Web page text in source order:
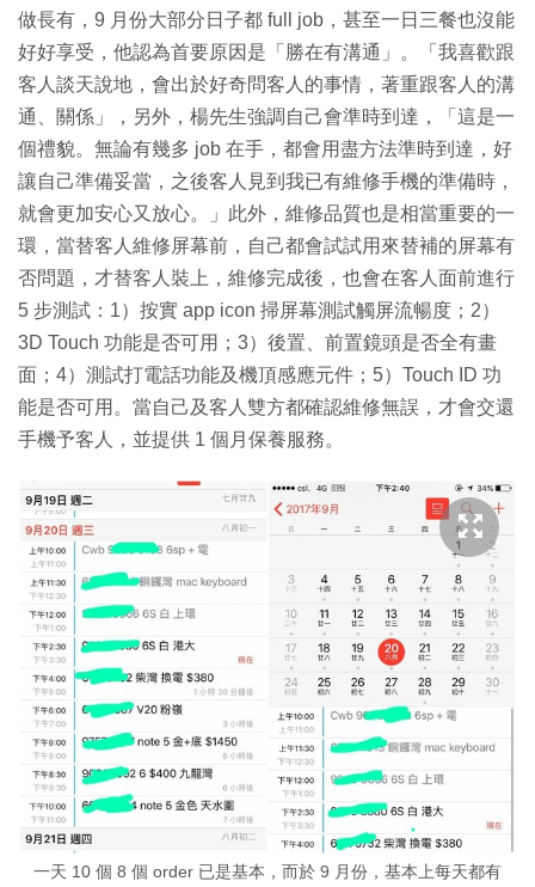
做長有，9 月份大部分日子都 full job，甚至一日三餐也沒能
好好享受，他認為首要原因是「勝在有溝通」。「我喜歡跟
客人談天說地，會出於好奇問客人的事情，著重跟客人的溝
通、關係」，另外，楊先生強調自己會準時到達，「這是一
個禮貌。無論有幾多 job 在手，都會用盡方法準時到達，好
讓自己準備妥當，之後客人見到我已有維修手機的準備時，
就會更加安心又放心。」此外，維修品質也是相當重要的一
環，當替客人維修屏幕前，自己都會試試用來替補的屏幕有
否問題，才替客人裝上，維修完成後，也會在客人面前進行
5 步測試：1）按實 app icon 掃屏幕測試觸屏流暢度；2）
3D Touch 功能是否可用；3）後置、前置鏡頭是否全有畫
面；4）測試打電話功能及機頂感應元件；5）Touch ID 功
能是否可用。當自己及客人雙方都確認維修無誤，才會交還
手機予客人，並提供 1 個月保養服務。
一天 10 個 8 個 order 已是基本，而於 9 月份，基本上每天都有